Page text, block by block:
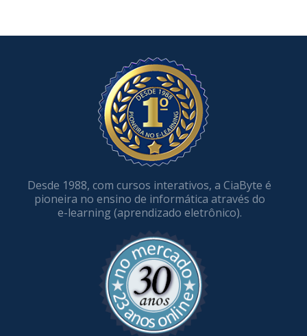
Desde 1988, com cursos interativos, a CiaByte é
pioneira no ensino de informática através do
e-learning (aprendizado eletrônico).